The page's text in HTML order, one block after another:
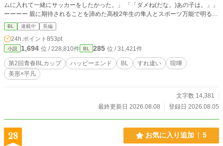
ムに入れて一緒にサッカーをしたかった。」 「「ダメね(だな。)あの子は。」」
ーーーー 親に期待されることを諦めた高校2年生の隼人とスポーツ万能で明るい
性格の侑李。 2人は恋人同士だけどどこかギクシャクしてしまう。 ※短編で書
いていた話を加筆して投稿しています。
BL 連載中 長編
24h.ポイント 853pt
小説 1,694 位 / 228,810件 BL 285 位 / 31,421件
第2回青春BLカップ ハッピーエンド BL すれ違い
喧嘩
美形×平凡
文字数 14,381
最終更新日 2026.08.08
登録日 2026.08.05
28 お気に入り追加 5